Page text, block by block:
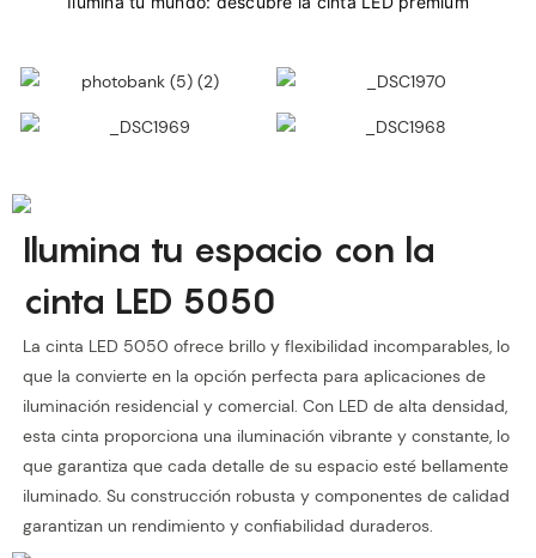
Ilumina tu espacio con la
cinta LED 5050
La cinta LED 5050 ofrece brillo y flexibilidad incomparables, lo
que la convierte en la opción perfecta para aplicaciones de
iluminación residencial y comercial. Con LED de alta densidad,
esta cinta proporciona una iluminación vibrante y constante, lo
que garantiza que cada detalle de su espacio esté bellamente
iluminado. Su construcción robusta y componentes de calidad
garantizan un rendimiento y confiabilidad duraderos.